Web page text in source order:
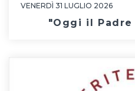
VENERDÌ 31 LUGLIO 2026
"Oggi il